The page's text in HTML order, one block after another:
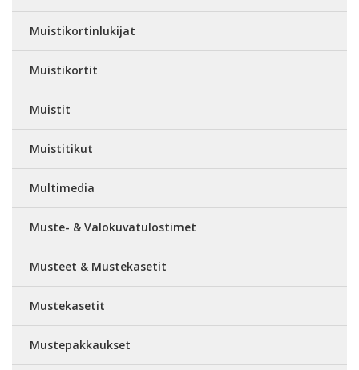
Muistikortinlukijat
Muistikortit
Muistit
Muistitikut
Multimedia
Muste- & Valokuvatulostimet
Musteet & Mustekasetit
Mustekasetit
Mustepakkaukset